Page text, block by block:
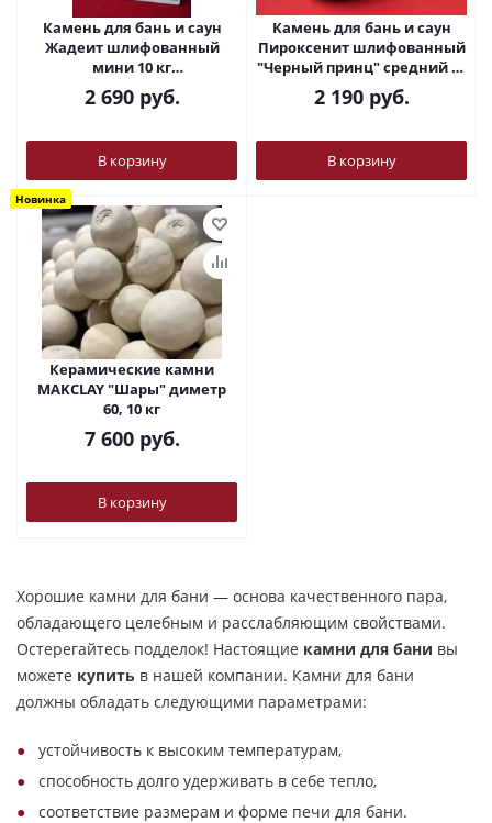
Камень для бань и саун
Жадеит шлифованный
мини 10 кг
ХакасИнтерСервис
2 690руб.
В корзину
Камень для бань и саун
Пироксенит шлифованный
"Черный принц" средний 10
кг
2 190руб.
В корзину
Новинка
Керамические камни
MAKCLAY "Шары" диметр
60, 10 кг
7 600руб.
В корзину
Хорошие камни для бани — основа качественного пара,
обладающего целебным и расслабляющим свойствами.
Остерегайтесь подделок! Настоящие камни для бани вы
можете купить в нашей компании. Камни для бани
должны обладать следующими параметрами:
устойчивость к высоким температурам,
способность долго удерживать в себе тепло,
соответствие размерам и форме печи для бани.